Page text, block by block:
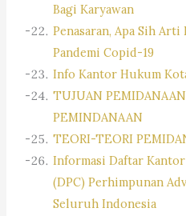
Bagi Karyawan
Penasaran, Apa Sih
Pandemi Copid-19
Info Kantor Hukum
TUJUAN
PEMINDANAAN
TEORI-TEORI
Informasi Daftar
(DPC) Perhimpunan
Seluruh Indonesia